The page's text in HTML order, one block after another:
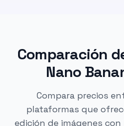
Comparación
Nano
Compara precios
plataformas que
edición de imágenes con